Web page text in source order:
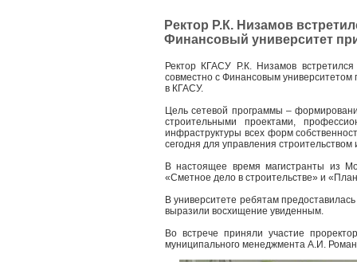
Ректор Р.К. Низамов
Финансовый университет
Ректор КГАСУ Р.К. Низамов
совместно с Финансовым
в КГАСУ.
Цель сетевой программы –
строительными проектами,
инфраструктуры всех форм
сегодня для управления строительством
В настоящее время магистранты из
«Сметное дело в строительстве» и
В университете ребятам
выразили восхищение увиденным.
Во встрече приняли участие
муниципального менеджмента А.И.